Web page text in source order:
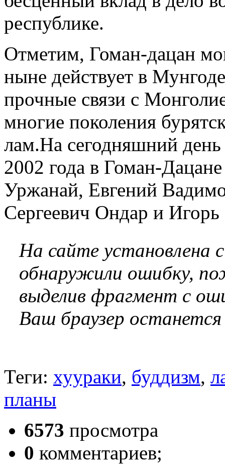
республике.
Отметим, Гоман-дацан
ныне действует в
прочные связи с
многие поколения
лам.На сегодняшний
2002 года в Гоман-
Уржанай, Евгений
Сергеевич Ондар и
На сайте установлена
обнаружили ошибку,
выделив фрагмент с
Ваш браузер
Теги: хуураки, буддизм,
планы
6573 просмотра
0 комментариев;